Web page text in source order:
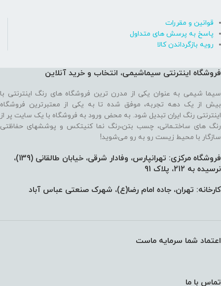
قوانین و مقررات
پاسخ به پرسش های متداول
رویه بازگرداندن کالا
فروشگاه اینترنتی سیماشیمی، انتخاب و خرید آنلاین
سیما شیمی به عنوان یکی از مدرن ترین فروشگاه های رنگ اینترنتی با
بیش از یک دهه تجربه، موفق شده تا به یکی از معتبرترین فروشگاه
اینترنتی رنگ ایران تبدیل شود. به محض ورود به فروشگاه با یک سایت پر از
رنگ های ساختـمانی، چسب بتن،‌رنگ نما کنیتکس و پوششهای حفاظتی
سازگار با محیط زیست رو به رو می‌شوید!
فروشگاه مرکزی: تهرانپارس، وفادار شرقی، خیابان طالقانی (139)،‌
نرسیده به 212، پلاک 91
کارخانه: تهران، جاده امام رضا(ع)، شهرک صنعتی عباس آباد
اعتماد شما سرمایه ماست
تماس با ما